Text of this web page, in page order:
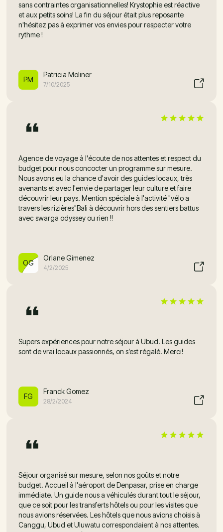
sans contraintes organisationnelles! Krystophie est réactive
et aux petits soins! La fin du séjour était plus reposante
n'hésitez pas à exprimer vos envies pour respecter votre
rythme !
PM
Patricia Moliner
7/10/2025
Agence de voyage à l'écoute de nos attentes et respect du
budget pour nous concocter un programme sur mesure.
Nous avons eu la chance d'avoir des guides locaux, très
avenants et avec l'envie de partager leur culture et faire
découvrir leur pays. Mention spéciale à l'activité "vélo a
travers les rizières"Bali à découvrir hors des sentiers battus
avec swarga odyssey ou rien !!
OG
Orlane Gimenez
4/2/2025
Supers expériences pour notre séjour à Ubud. Les guides
sont de vrai locaux passionnés, on s’est régalé. Merci!
FG
Franck Gomez
28/2/2024
Séjour organisé sur mesure, selon nos goûts et notre
budget. Accueil à l'aéroport de Denpasar, prise en charge
immédiate. Un guide nous a véhiculés durant tout le séjour,
que ce soit pour les transferts hôtels ou pour les visites que
nous avions réservées. Les hôtels que nous avions choisis à
Canggu, Ubud et Uluwatu correspondaient à nos attentes.